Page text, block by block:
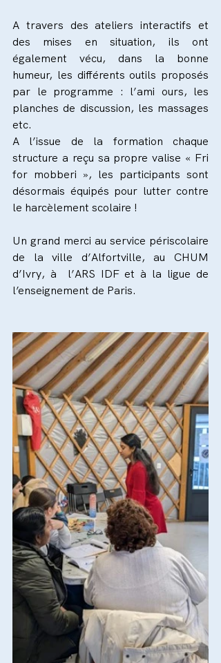
A travers des ateliers interactifs et
des mises en situation, ils ont
également vécu, dans la bonne
humeur, les différents outils proposés
par le programme : l’ami ours, les
planches de discussion, les massages
etc.
A l’issue de la formation chaque
structure a reçu sa propre valise « Fri
for mobberi », les participants sont
désormais équipés pour lutter contre
le harcèlement scolaire !
Un grand merci au service périscolaire
de la ville d’Alfortville, au CHUM
d’Ivry, à  l’ARS IDF et à la ligue de
l’enseignement de Paris.